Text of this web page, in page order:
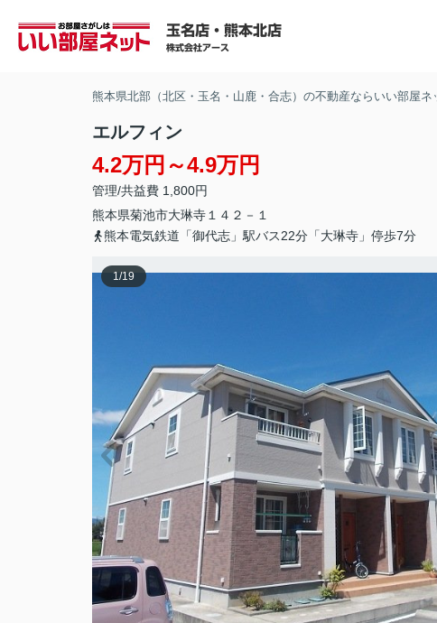
熊本県北部（北区・玉名・山鹿・合志）の不動産ならいい部屋
エルフィン
4.2万円～4.9万円
管理/共益費 1,800円
熊本県菊池市大琳寺 １４２－１
熊本電気鉄道「御代志」駅バス22分「大琳寺」停歩7分
1/19